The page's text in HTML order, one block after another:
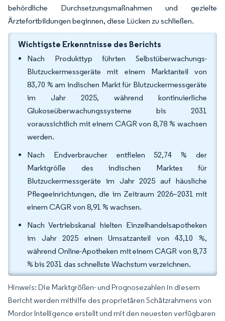
behördliche Durchsetzungsmaßnahmen und gezielte
Ärztefortbildungen beginnen, diese Lücken zu schließen.
Wichtigste Erkenntnisse des Berichts
Nach Produkttyp führten Selbstüberwachungs-
Blutzuckermessgeräte mit einem Marktanteil von
83,70 % am indischen Markt für Blutzuckermessgeräte
im Jahr 2025, während kontinuierliche
Glukoseüberwachungssysteme bis 2031
voraussichtlich mit einem CAGR von 8,78 % wachsen
werden.
Nach Endverbraucher entfielen 52,74 % der
Marktgröße des indischen Marktes für
Blutzuckermessgeräte im Jahr 2025 auf häusliche
Pflegeeinrichtungen, die im Zeitraum 2026–2031 mit
einem CAGR von 8,91 % wachsen.
Nach Vertriebskanal hielten Einzelhandelsapotheken
im Jahr 2025 einen Umsatzanteil von 43,10 %,
während Online-Apotheken mit einem CAGR von 8,73
% bis 2031 das schnellste Wachstum verzeichnen.
Hinweis: Die Marktgrößen- und Prognosezahlen in diesem
Bericht werden mithilfe des proprietären Schätzrahmens von
Mordor Intelligence erstellt und mit den neuesten verfügbaren